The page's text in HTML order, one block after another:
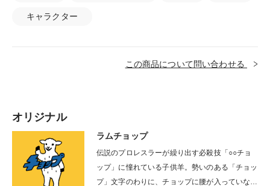
キャラクター
この商品について問い合わせる
オリジナル
ラムチョップ
伝説のプロレスラーが繰り出す必殺技「○○チョ
ップ」に憧れている子供羊。勢いのある「チョッ
プ」文字のわりに、チョップに腰が入っていない